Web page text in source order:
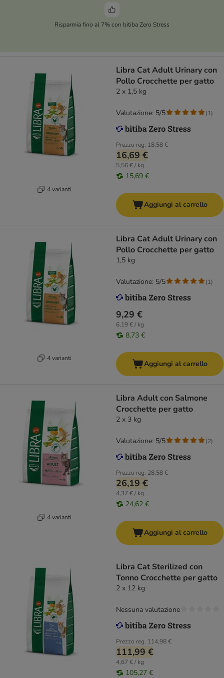
Risparmia fino al 7% con bitiba Zero Stress
4 varianti
Libra Cat Adult Urinary con
Pollo Crocchette per gatto
2 x 1,5 kg
Prezzo reg. 18,58 €
16,69 €
5,56 € / kg
15,69 €
Valutazione: 5/5 (1)
Aggiungi al carrello
4 varianti
Libra Cat Adult Urinary con
Pollo Crocchette per gatto
1,5 kg
9,29 €
6,19 € / kg
8,73 €
Valutazione: 5/5 (1)
Aggiungi al carrello
4 varianti
Libra Adult con Salmone
Crocchette per gatto
2 x 3 kg
Prezzo reg. 28,58 €
26,19 €
4,37 € / kg
24,62 €
Valutazione: 5/5 (2)
Aggiungi al carrello
Libra Cat Sterilized con
Tonno Crocchette per gatto
2 x 12 kg
Prezzo reg. 114,98 €
111,99 €
4,67 € / kg
105,27 €
Nessuna valutazione